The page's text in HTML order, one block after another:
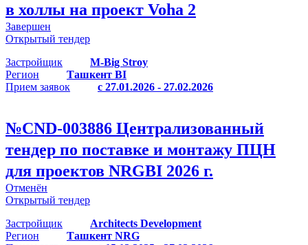
в холлы на проект Voha 2
Завершен
Открытый тендер
Застройщик
M-Big Stroy
Регион
Ташкент BI
Прием заявок
с 27.01.2026 - 27.02.2026
№CND-003886 Централизованный
тендер по поставке и монтажу ПЦН
для проектов NRGBI 2026 г.
Отменён
Открытый тендер
Застройщик
Architects Development
Регион
Ташкент NRG